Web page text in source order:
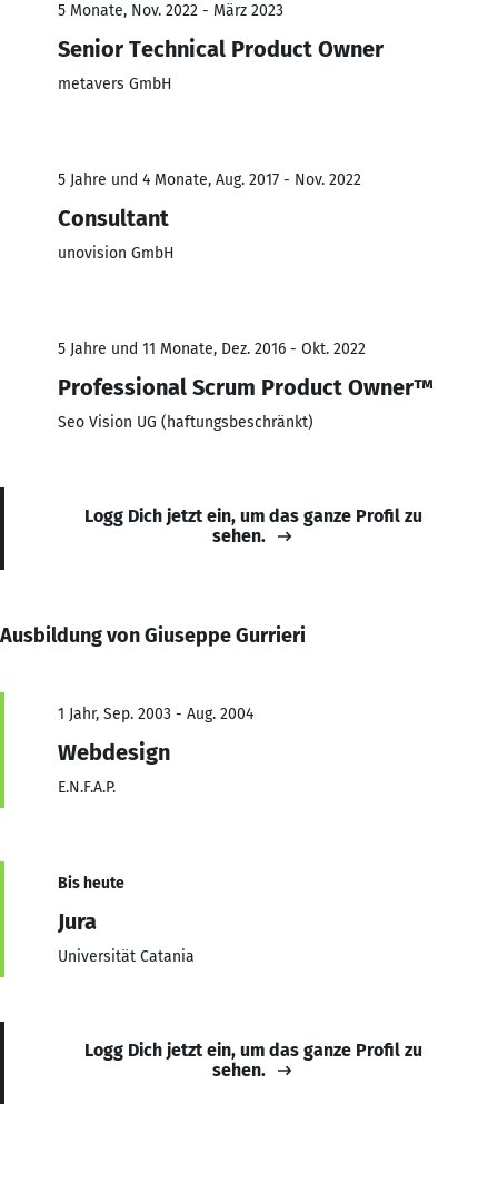
5 Monate, Nov. 2022 - März 2023
Senior Technical Product Owner
metavers GmbH
5 Jahre und 4 Monate, Aug. 2017 - Nov. 2022
Consultant
unovision GmbH
5 Jahre und 11 Monate, Dez. 2016 - Okt. 2022
Professional Scrum Product Owner™
Seo Vision UG (haftungsbeschränkt)
Logg Dich jetzt ein, um das ganze Profil zu
sehen.
Ausbildung von Giuseppe Gurrieri
1 Jahr, Sep. 2003 - Aug. 2004
Webdesign
E.N.F.A.P.
Bis heute
Jura
Universität Catania
Logg Dich jetzt ein, um das ganze Profil zu
sehen.